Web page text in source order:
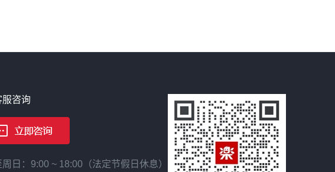
咨询
日：9:00 ~ 18:00（法定节假日休息）